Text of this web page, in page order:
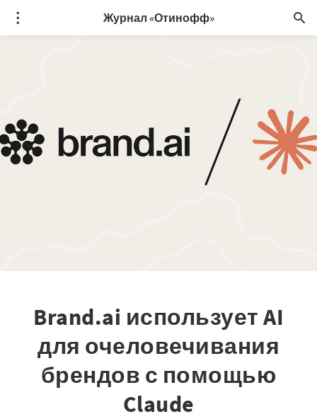
Журнал «Отинофф»
Brand.ai использует AI
для очеловечивания
брендов с помощью
Claude